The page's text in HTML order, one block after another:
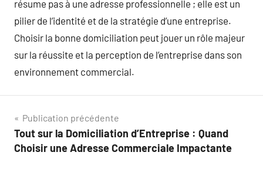
résume pas à une adresse professionnelle ; elle est un
pilier de l’identité et de la stratégie d’une entreprise.
Choisir la bonne domiciliation peut jouer un rôle majeur
sur la réussite et la perception de l’entreprise dans son
environnement commercial.
Navigation
de
Publication précédente
Tout sur la Domiciliation d’Entreprise : Quand
Choisir une Adresse Commerciale Impactante